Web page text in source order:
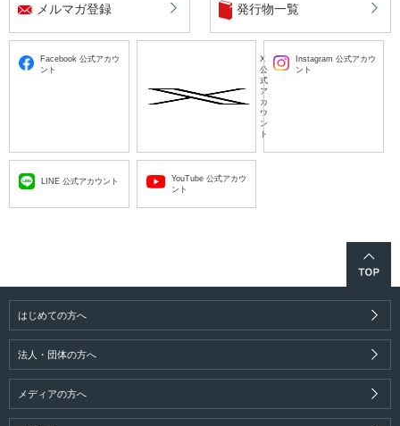
メルマガ登録 発行物一覧
Facebook 公式アカウ
ント
X
公
式
ア
カ
ウ
ン
ト
Instagram 公式アカウ
ント
LINE 公式アカウント
YouTube 公式アカウ
ント
はじめての方へ
法人・団体の方へ
メディアの方へ